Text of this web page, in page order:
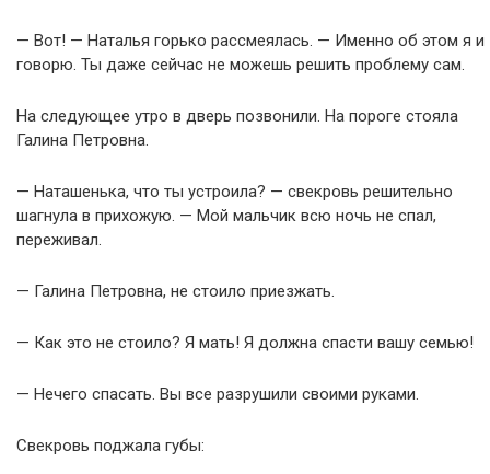
— Вот! — Наталья горько рассмеялась. — Именно об этом я и
говорю. Ты даже сейчас не можешь решить проблему сам.
На следующее утро в дверь позвонили. На пороге стояла
Галина Петровна.
— Наташенька, что ты устроила? — свекровь решительно
шагнула в прихожую. — Мой мальчик всю ночь не спал,
переживал.
— Галина Петровна, не стоило приезжать.
— Как это не стоило? Я мать! Я должна спасти вашу семью!
— Нечего спасать. Вы все разрушили своими руками.
Свекровь поджала губы: